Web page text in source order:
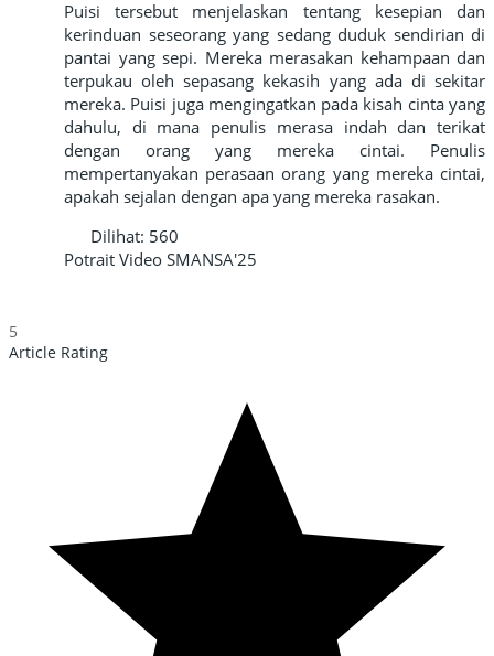
Puisi tersebut menjelaskan tentang kesepian dan
kerinduan seseorang yang sedang duduk sendirian di
pantai yang sepi. Mereka merasakan kehampaan dan
terpukau oleh sepasang kekasih yang ada di sekitar
mereka. Puisi juga mengingatkan pada kisah cinta yang
dahulu, di mana penulis merasa indah dan terikat
dengan orang yang mereka cintai. Penulis
mempertanyakan perasaan orang yang mereka cintai,
apakah sejalan dengan apa yang mereka rasakan.
Dilihat: 560
Potrait Video SMANSA'25
5
Article Rating